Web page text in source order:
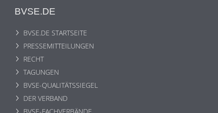
BVSE.DE
BVSE.DE STARTSEITE
PRESSEMITTEILUNGEN
RECHT
TAGUNGEN
BVSE-QUALITÄTSSIEGEL
DER VERBAND